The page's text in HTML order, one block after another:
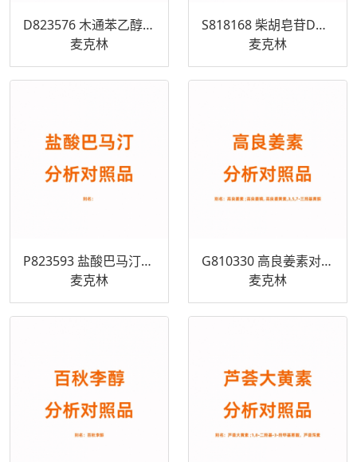
D823576 木通苯乙醇苷B对照品 105471-98-5
麦克林
S818168 柴胡皂苷D对照品 20874-52-6
麦克林
P823593 盐酸巴马汀对照品 10605-02-4
麦克林
G810330 高良姜素对照品 548-83-4
麦克林